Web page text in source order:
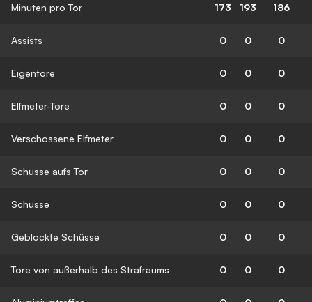
Minuten pro Tor 173 193 186
Assists 0 0 0
Eigentore 0 0 0
Elfmeter-Tore 0 0 0
Verschossene Elfmeter 0 0 0
Schüsse aufs Tor 0 0 0
Schüsse 0 0 0
Geblockte Schüsse 0 0 0
Tore von außerhalb des Strafraums 0 0 0